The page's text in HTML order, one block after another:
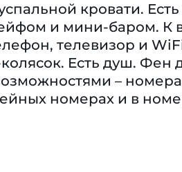
кровати.
и мини-баром. К
телевизор и
Eсть душ.
–
номерах и в